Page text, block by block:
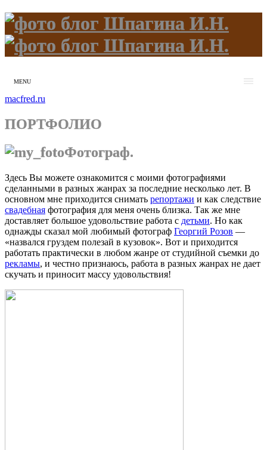
MENU
macfred.ru
ПОРТФОЛИО
Фотограф.
Здесь Вы можете ознакомится с моими фотографиями
сделанными в разных жанрах за последние несколько лет. В
основном мне приходится снимать репортажи и как следствие
свадебная фотография для меня очень близка. Так же мне
доставляет большое удовольствие работа с детьми. Но как
однажды сказал мой любимый фотограф Георгий Розов —
«назвался груздем полезай в кузовок». Вот и приходится
работать практически в любом жанре от студийной съемки до
рекламы, и честно признаюсь, работа в разных жанрах не дает
скучать и приносит массу удовольствия!